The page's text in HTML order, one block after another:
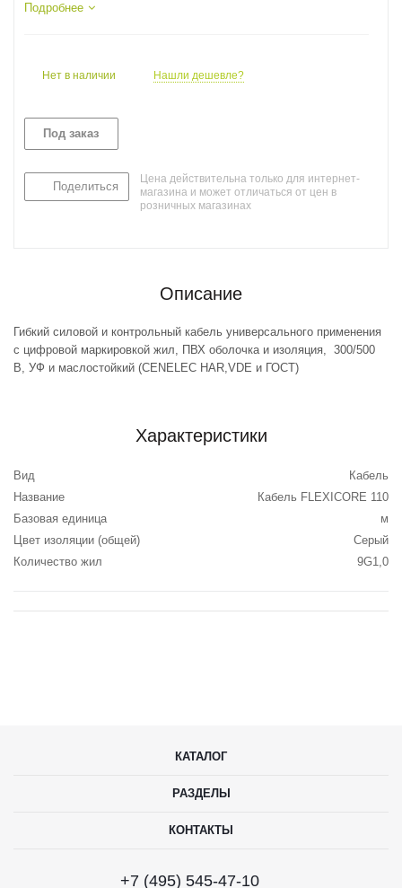
Подробнее
Нет в наличии Нашли дешевле?
Под заказ
Поделиться
Цена действительна только для интернет-
магазина и может отличаться от цен в
розничных магазинах
Описание
Гибкий силовой и контрольный кабель универсального применения
с цифровой маркировкой жил, ПВХ оболочка и изоляция, 300/500
В, УФ и маслостойкий (CENELEC HAR,VDE и ГОСТ)
Характеристики
Вид
Кабель
Название
Кабель FLEXICORE 110
Базовая единица
м
Цвет изоляции (общей)
Серый
Количество жил
9G1,0
КАТАЛОГ
РАЗДЕЛЫ
КОНТАКТЫ
+7 (495) 545-47-10